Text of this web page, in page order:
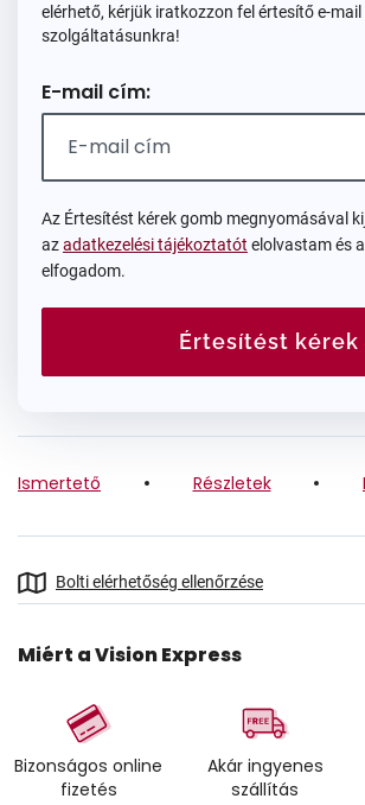
elérhető, kérjük iratkozzon fel értesítő e-mail
szolgáltatásunkra!
E-mail cím:
Az Értesítést kérek gomb megnyomásával
azadatkezelési tájékoztatót elolvastam és
elfogadom.
Értesítést kérek
Ismertető Részletek
Bolti elérhetőség ellenőrzése
Miért a Vision Express
Bizonságos online
fizetés
Akár ingyenes
szállítás